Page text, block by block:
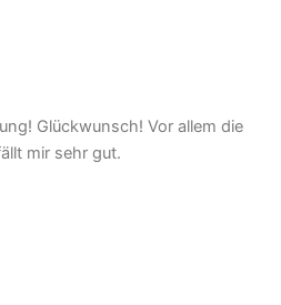
Glückwunsch! Vor allem die
mir sehr gut.